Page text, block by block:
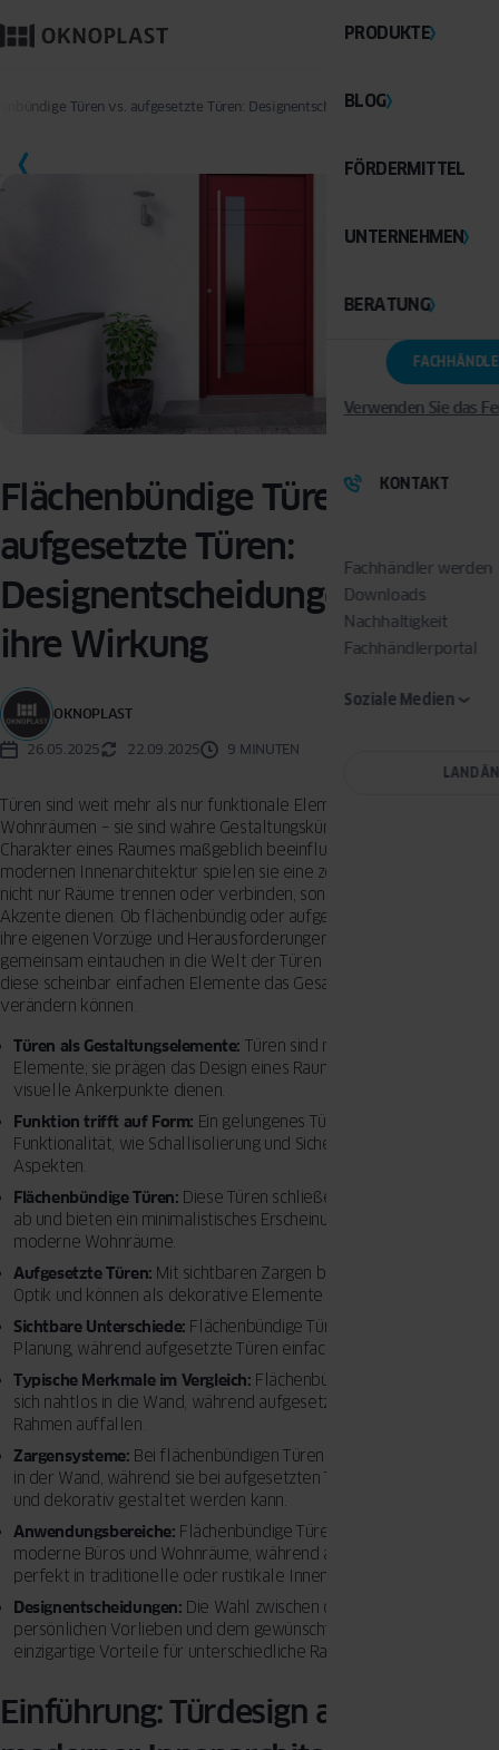
PRODUKTE
BLOG
FÖRDERMITTEL
UNTERNEHMEN
BERATUNG
Verwenden Sie das
KONTAKT
Fachhändler werden
Downloads
Nachhaltigkeit
Fachhändlerportal
Soziale Medien
LAND
Türen vs. aufgesetzte Türen: Designentscheidungen und ihre Wirkung
SPEICHERN
Flächenbündige Türen vs.
aufgesetzte Türen:
Designentscheidungen und
ihre Wirkung
OKNOPLAST
26.05.2025 22.09.2025 9 MINUTEN
Türen sind weit mehr als nur funktionale Elemente in unseren
Wohnräumen – sie sind wahre Gestaltungskünstler, die den
Charakter eines Raumes maßgeblich beeinflussen können. In der
modernen Innenarchitektur spielen sie eine zentrale Rolle, indem sie
nicht nur Räume trennen oder verbinden, sondern auch als stilvolle
Akzente dienen. Ob flächenbündig oder aufgesetzt, jede Türart hat
ihre eigenen Vorzüge und Herausforderungen. Lassen Sie uns
gemeinsam eintauchen in die Welt der Türen und entdecken, wie
diese scheinbar einfachen Elemente das Gesamtbild eines Raumes
verändern können.
Türen als Gestaltungselemente: Türen sind mehr als nur funktionale
Elemente; sie prägen das Design eines Raumes und können als
visuelle Ankerpunkte dienen.
Funktion trifft auf Form: Ein gelungenes Türdesign vereint
Funktionalität, wie Schallisolierung und Sicherheit, mit ästhetischen
Aspekten.
Flächenbündige Türen: Diese Türen schließen bündig mit der Wand
ab und bieten ein minimalistisches Erscheinungsbild, ideal für
moderne Wohnräume.
Aufgesetzte Türen: Mit sichtbaren Zargen bieten sie eine klassische
Optik und können als dekorative Elemente genutzt werden.
Sichtbare Unterschiede: Flächenbündige Türen erfordern präzise
Planung, während aufgesetzte Türen einfacher zu installieren sind.
Typische Merkmale im Vergleich: Flächenbündige Türen integrieren
sich nahtlos in die Wand, während aufgesetzte Türen durch ihre
Rahmen auffallen.
Zargensysteme: Bei flächenbündigen Türen verschwindet die Zarge
in der Wand, während sie bei aufgesetzten Türen sichtbar bleibt
und dekorativ gestaltet werden kann.
Anwendungsbereiche: Flächenbündige Türen eignen sich für
moderne Büros und Wohnräume, während aufgesetzte Türen
perfekt in traditionelle oder rustikale Innenräume passen.
Designentscheidungen: Die Wahl zwischen den Türtypen hängt von
persönlichen Vorlieben und dem gewünschten Stil ab. Beide bieten
einzigartige Vorteile für unterschiedliche Raumkonzepte.
Einführung: Türdesign als Teil